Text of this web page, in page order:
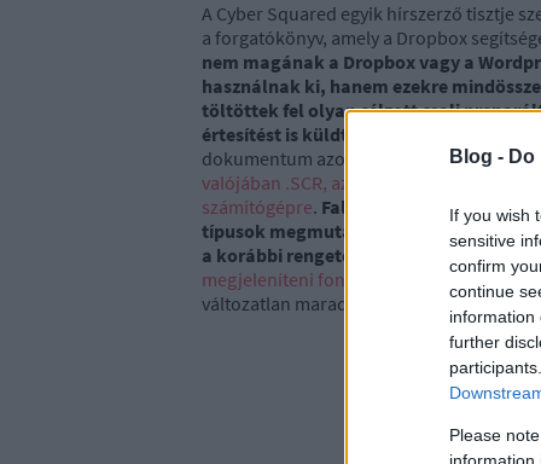
Blog -
If you wish
sensitive
confirm
continue
information
further
Please
A Cyber Squared egyik hírszerző tisztje
a forgatókönyv, amely a Dropbox
nem magának a Dropbox vagy a
használnak ki, hanem ezekre
töltöttek fel olyan célzott csali
értesítést is küldtek a kiszemelt
dokumentum azonban egy
olyan PDF
valójában .SCR, azaz végrehajtható fájl
számítógépre. Falra hányt borsó
típusok megmutatása" című idióta
a korábbi rengeteg intő példa a
megjeleníteni fontos részleteket, a
változatlan maradt :-(